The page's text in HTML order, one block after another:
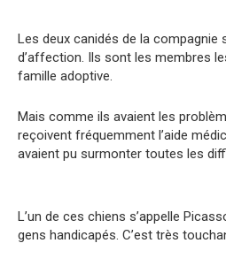
Les deux canidés de la compagnie
d’affection. Ils sont les membres
famille adoptive.
Mais comme ils avaient les
reçoivent fréquemment l’aide
avaient pu surmonter toutes les
L’un de ces chiens s’appelle
gens handicapés. C’est très